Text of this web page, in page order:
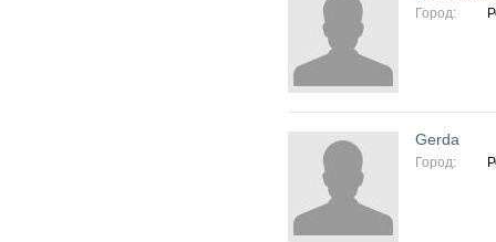
Город:
Gerda
Город: